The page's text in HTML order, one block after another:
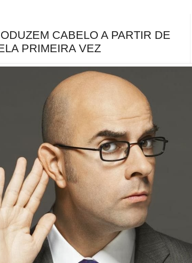
CABELO A PARTIR DE
PRIMEIRA VEZ